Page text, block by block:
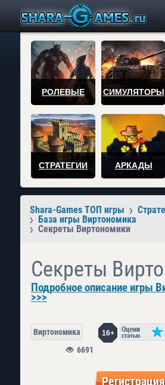
РОЛЕВЫЕ СИМУЛЯТОРЫ
СТРАТЕГИИ АРКАДЫ
Shara-Games ТОП игры
База игры Виртономика
Секреты Виртономики
Секреты
Подробное описание игры
>>>
Виртономика 16+
6691
Регистрация